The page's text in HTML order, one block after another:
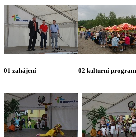
01 zahájení 02 kulturní program